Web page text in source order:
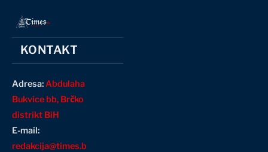
KONTAKT
Adresa:Abdulaha
Bukvice bb, Brčko
distrikt BiH
E-mail:
redakcija@times.b